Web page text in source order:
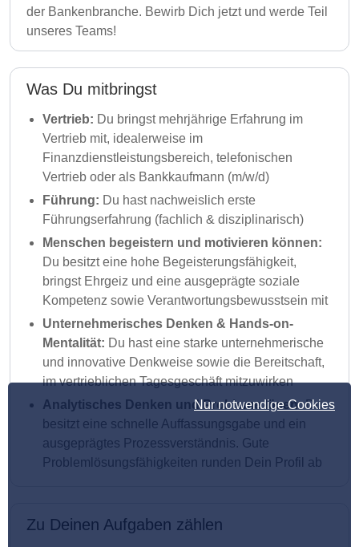
Nur notwendige Cookies
der Bankenbranche. Bewirb Dich jetzt und werde Teil
unseres Teams!
Was Du mitbringst
Vertrieb: Du bringst mehrjährige Erfahrung im
Vertrieb mit, idealerweise im
Finanzdienstleistungsbereich, telefonischen
Vertrieb oder als Bankkaufmann (m/w/d)
Führung: Du hast nachweislich erste
Führungserfahrung (fachlich & disziplinarisch)
Menschen begeistern und motivieren können:
Du besitzt eine hohe Begeisterungsfähigkeit,
bringst Ehrgeiz und eine ausgeprägte soziale
Kompetenz sowie Verantwortungsbewusstsein mit
Unternehmerisches Denken & Hands-on-
Mentalität: Du hast eine starke unternehmerische
und innovative Denkweise sowie die Bereitschaft,
im vertrieblichen Tagesgeschäft mitzuwirken
Analytisches Denken und Probleme lösen:Du
besitzt eine schnelle Auffassungsgabe und ein
ausgeprägtes Prozessverständnis. Gute
Problemlösungsfähigkeiten runden Dein Profil ab
Zu Deinen Aufgaben zählen